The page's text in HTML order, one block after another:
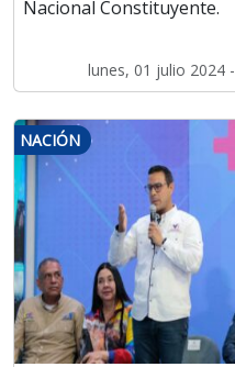
Nacional Constituyente.
lunes, 01 julio 2024 -
NACIÓN